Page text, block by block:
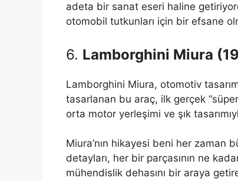
adeta bir sanat eseri haline
otomobil tutkunları için bir efsane
6. Lamborghini Miura
Lamborghini Miura, otomotiv
tasarlanan bu araç, ilk gerçek
orta motor yerleşimi ve şık
Miura’nın hikayesi beni her zaman
detayları, her bir parçasının ne
mühendislik dehasını bir araya